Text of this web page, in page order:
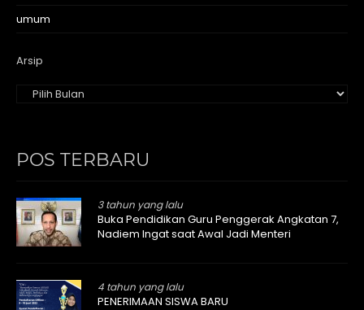
umum
Arsip
POS TERBARU
3 tahun yang lalu
Buka Pendidikan Guru Penggerak Angkatan 7,
Nadiem Ingat saat Awal Jadi Menteri
4 tahun yang lalu
PENERIMAAN SISWA BARU